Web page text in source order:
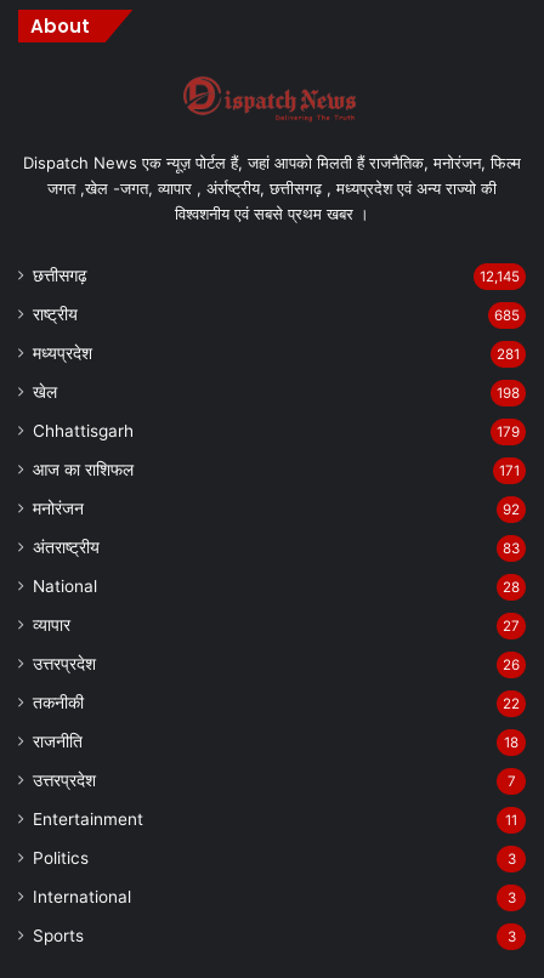
About
Dispatch News एक न्यूज़ पोर्टल हैं, जहां आपको मिलती हैं राजनैतिक, मनोरंजन, फिल्म
जगत ,खेल -जगत, व्यापार , अंर्राष्ट्रीय, छत्तीसगढ़ , मध्यप्रदेश एवं अन्य राज्यो की
विश्वशनीय एवं सबसे प्रथम खबर ।
छत्तीसगढ़ 12,145
राष्ट्रीय 685
मध्यप्रदेश 281
खेल 198
Chhattisgarh 179
आज का राशिफल 171
मनोरंजन 92
अंतराष्ट्रीय 83
National 28
व्यापार 27
उत्तरप्रदेश 26
तकनीकी 22
राजनीति 18
उत्तरप्रदेश 7
Entertainment 11
Politics 3
International 3
Sports 3